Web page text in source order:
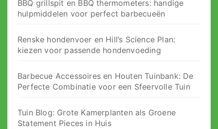
BBQ grillspit en BBQ thermometers: handige
hulpmiddelen voor perfect barbecueën
Renske hondenvoer en Hill’s Science Plan:
kiezen voor passende hondenvoeding
Barbecue Accessoires en Houten Tuinbank: De
Perfecte Combinatie voor een Sfeervolle Tuin
Tuin Blog: Grote Kamerplanten als Groene
Statement Pieces in Huis